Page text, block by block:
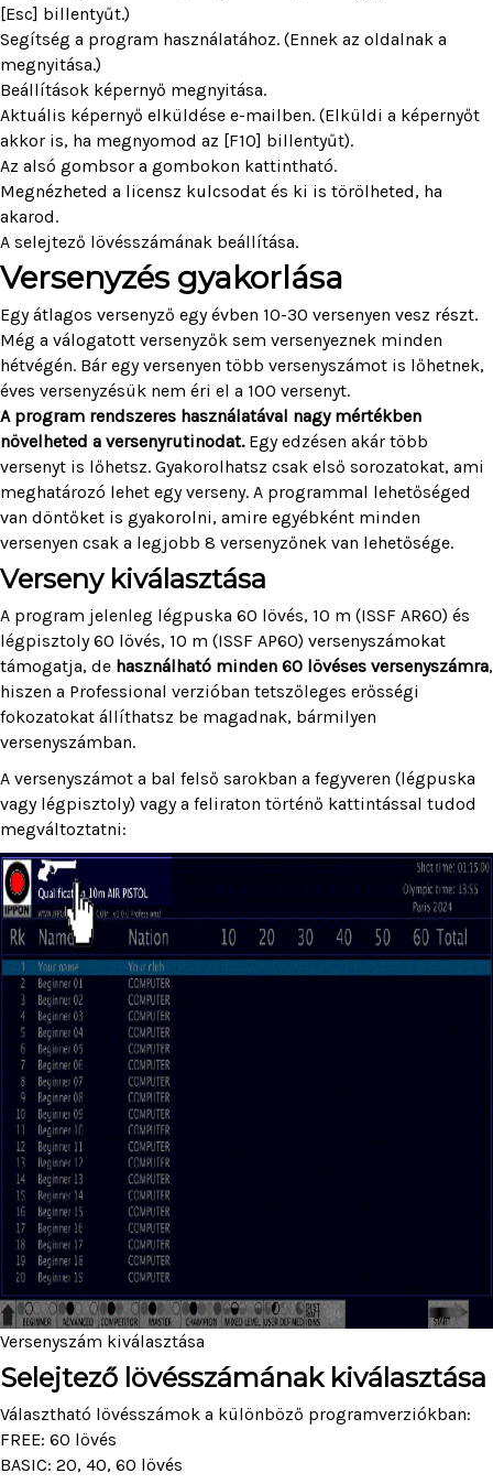
[Esc] billentyűt.)
Segítség a program használatához. (Ennek az oldalnak a
megnyitása.)
Beállítások képernyő megnyitása.
Aktuális képernyő elküldése e-mailben. (Elküldi a képernyőt
akkor is, ha megnyomod az [F10] billentyűt).
Az alsó gombsor a gombokon kattintható.
Megnézheted a licensz kulcsodat és ki is törölheted, ha
akarod.
A selejtező lövésszámának beállítása.
Versenyzés gyakorlása
Egy átlagos versenyző egy évben 10-30 versenyen vesz részt.
Még a válogatott versenyzők sem versenyeznek minden
hétvégén. Bár egy versenyen több versenyszámot is lőhetnek,
éves versenyzésük nem éri el a 100 versenyt.
A program rendszeres használatával nagy mértékben
növelheted a versenyrutinodat.Egy edzésen akár több
versenyt is lőhetsz. Gyakorolhatsz csak első sorozatokat, ami
meghatározó lehet egy verseny. A programmal lehetőséged
van döntőket is gyakorolni, amire egyébként minden
versenyen csak a legjobb 8 versenyzőnek van lehetősége.
Verseny kiválasztása
A program jelenleg légpuska 60 lövés, 10 m (ISSF AR60) és
légpisztoly 60 lövés, 10 m (ISSF AP60) versenyszámokat
támogatja, de használható minden 60 lövéses versenyszámra,
hiszen a Professional verzióban tetszőleges erősségi
fokozatokat állíthatsz be magadnak, bármilyen
versenyszámban.
A versenyszámot a bal felső sarokban a fegyveren (légpuska
vagy légpisztoly) vagy a feliraton történő kattintással tudod
megváltoztatni:
Versenyszám kiválasztása
Selejtező lövésszámának kiválasztása
Választható lövésszámok a különböző programverziókban:
FREE: 60 lövés
BASIC: 20, 40, 60 lövés